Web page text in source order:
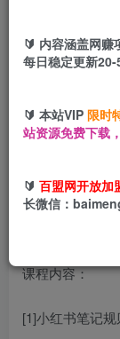
水晶小红书抖音
课程内容：
[1]小红书笔记
🔰 内容涵盖网赚
每日稳定更新20-
🔰 本站VIP 限时
站资源免费下载，
🔰 百盟网开放加
长微信：